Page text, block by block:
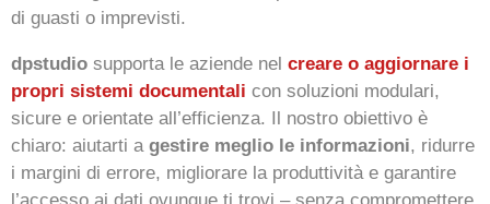
di guasti o imprevisti.
dpstudio supporta le aziende nel creare o aggiornare i
propri sistemi documentali con soluzioni modulari,
sicure e orientate all’efficienza. Il nostro obiettivo è
chiaro: aiutarti a gestire meglio le informazioni, ridurre
i margini di errore, migliorare la produttività e garantire